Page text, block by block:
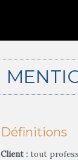
Définitions
Client :tout